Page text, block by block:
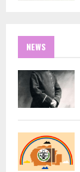
NEWS